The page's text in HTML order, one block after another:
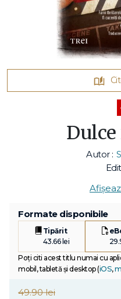
Autor :
Formate disponibile
Tipărit
43.66 lei
Poți citi acest titlu numai cu
mobil, tabletă și desktop (iOS,
49.90 lei